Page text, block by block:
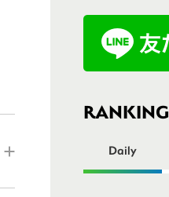
サ
イ
バ
RANKING
Daily